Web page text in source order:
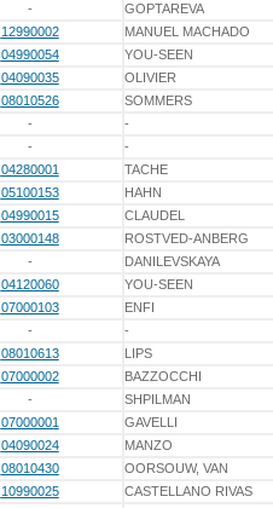
- GOPTAREVA
12990002 MANUEL MACHADO
04990054 YOU-SEEN
04090035 OLIVIER
08010526 SOMMERS
- -
- -
04280001 TACHE
05100153 HAHN
04990015 CLAUDEL
03000148 ROSTVED-ANBERG
- DANILEVSKAYA
04120060 YOU-SEEN
07000103 ENFI
- -
08010613 LIPS
07000002 BAZZOCCHI
- SHPILMAN
07000001 GAVELLI
04090024 MANZO
08010430 OORSOUW, VAN
10990025 CASTELLANO RIVAS